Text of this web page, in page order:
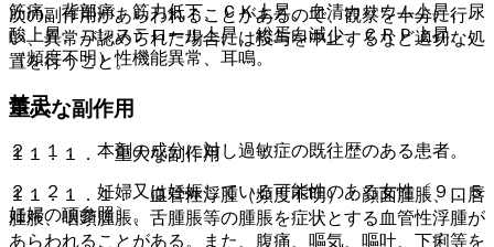
筋痛、背部痛、筋力低下、ＣＫ上昇、血清カリウム上昇、尿
酸上昇、コレステロール上昇、総蛋白減少、ＣＲＰ上昇、
（頻度不明）性機能異常、耳鳴。
禁忌
２．１． 本剤の成分に対し過敏症の既往歴のある患者。
２．２． 妊婦又は妊娠している可能性のある女性〔９．５
妊婦の項参照〕。
次の副作用があらわれることがあるので、観察を十分に行
い、異常が認められた場合には投与を中止するなど適切な処
置を行うこと。
重大な副作用
１１．１． 重大な副作用
１１．１．１． 血管性浮腫（頻度不明）：顔面腫脹、口唇
腫脹、咽頭腫脹、舌腫脹等の腫脹を症状とする血管性浮腫が
あらわれることがある。また、腹痛、嘔気、嘔吐、下痢等を